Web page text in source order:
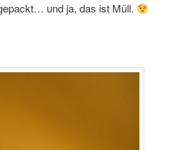
und ja, das ist Müll.